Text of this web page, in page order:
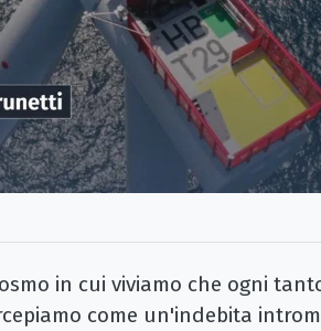
in cui viviamo che ogni
come un'indebita